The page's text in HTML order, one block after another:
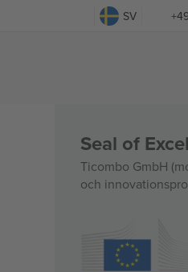
SV
Seal of
Ticombo GmbH
och